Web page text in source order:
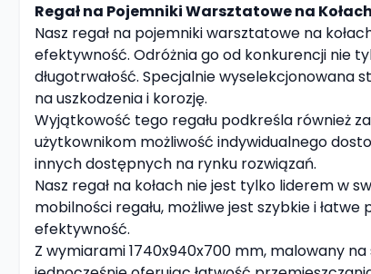
Regał na Pojemniki Warsztatowe na
Nasz regał na pojemniki warsztatowe na
efektywność. Odróżnia go od konkurencji nie
długotrwałość. Specjalnie
na uszkodzenia i korozję.
Wyjątkowość tego regału podkreśla również
użytkownikom możliwość indywidualnego
innych dostępnych na rynku rozwiązań.
Nasz regał na kołach nie jest tylko liderem w
mobilności regału, możliwe jest szybkie i
efektywność.
Z wymiarami 1740x940x700 mm, malowany